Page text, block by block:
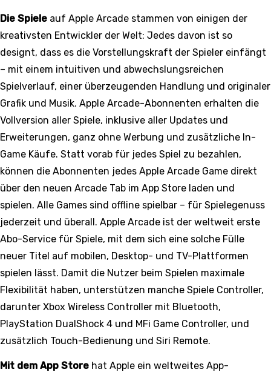
Die Spiele auf Apple Arcade stammen von einigen der
kreativsten Entwickler der Welt: Jedes davon ist so
designt, dass es die Vorstellungskraft der Spieler einfängt
– mit einem intuitiven und abwechslungsreichen
Spielverlauf, einer überzeugenden Handlung und originaler
Grafik und Musik. Apple Arcade-Abonnenten erhalten die
Vollversion aller Spiele, inklusive aller Updates und
Erweiterungen, ganz ohne Werbung und zusätzliche In-
Game Käufe. Statt vorab für jedes Spiel zu bezahlen,
können die Abonnenten jedes Apple Arcade Game direkt
über den neuen Arcade Tab im App Store laden und
spielen. Alle Games sind offline spielbar – für Spielegenuss
jederzeit und überall. Apple Arcade ist der weltweit erste
Abo-Service für Spiele, mit dem sich eine solche Fülle
neuer Titel auf mobilen, Desktop- und TV-Plattformen
spielen lässt. Damit die Nutzer beim Spielen maximale
Flexibilität haben, unterstützen manche Spiele Controller,
darunter Xbox Wireless Controller mit Bluetooth,
PlayStation DualShock 4 und MFi Game Controller, und
zusätzlich Touch-Bedienung und Siri Remote.
Mit dem App Store hat Apple ein weltweites App-